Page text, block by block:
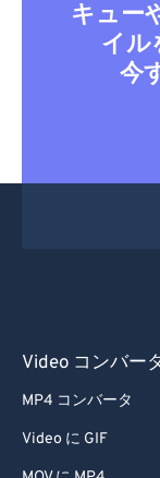
キュー
イル
今
Video コンバー
MP4 コンバータ
Video に GIF